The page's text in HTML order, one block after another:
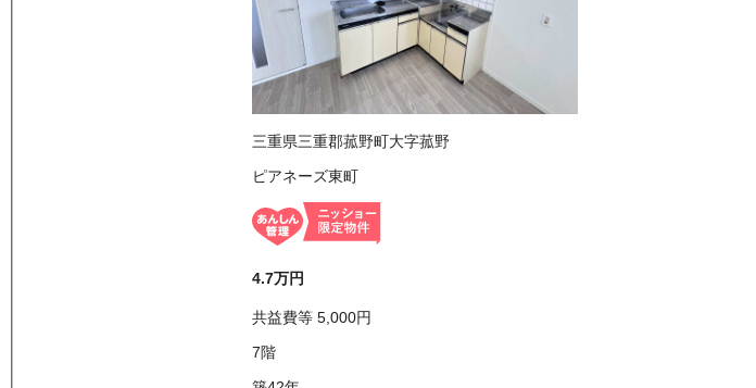
三重県三重郡菰野町大字菰野
ピアネーズ東町
4.7万円
共益費等 5,000円
7階